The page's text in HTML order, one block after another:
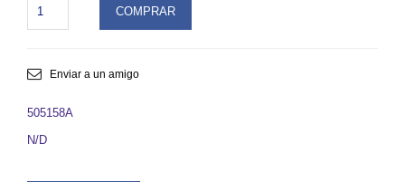
CAJA
606253A.
505158A
COMPRAR
Enviar a un amigo
505158A
N/D